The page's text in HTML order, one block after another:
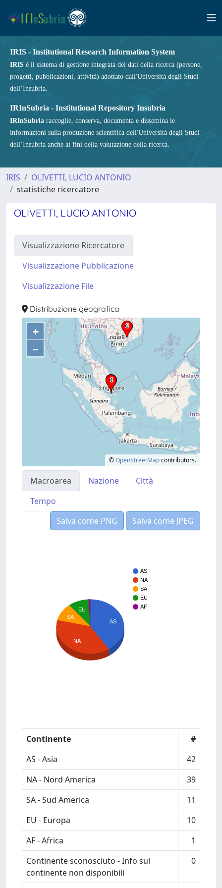
IRIS - Institutional Research Information System
IRIS è il sistema di gestione integrata dei dati della ricerca (persone,
progetti, pubblicazioni, attività) adottato dall'Università degli Studi
dell’Insubria.
IRInSubria - Institutional Repository Insubria
IRInSubria raccoglie, conserva, documenta e dissemina le
informazioni sulla produzione scientifica dell'Università degli Studi
dell’Insubria anche ai fini della valutazione della ricerca.
IRIS
OLIVETTI, LUCIO ANTONIO
statistiche ricercatore
OLIVETTI, LUCIO ANTONIO
Visualizzazione Ricercatore
Visualizzazione Pubblicazione
Visualizzazione File
Distribuzione geografica
+
–
©OpenStreetMapcontributors.
Macroarea Nazione
Città
Tempo
Salva come PNG
Salva come JPEG
AS
NA
SA
EU
AF
AS
EU
SA
NA
Continente
#
AS - Asia
42
NA - Nord America
39
SA - Sud America
11
EU - Europa
10
AF - Africa
1
Continente sconosciuto - Info sul
continente non disponibili
0